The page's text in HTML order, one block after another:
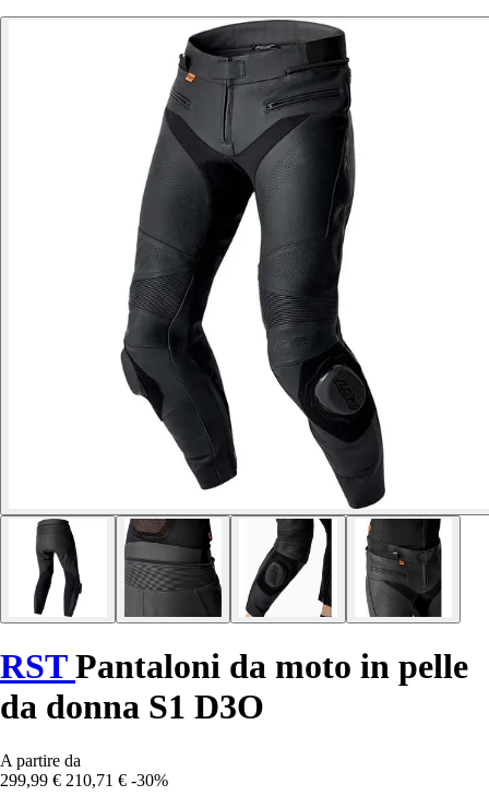
RSTPantaloni da moto in pelle
da donna S1 D3O
A partire da
299,99 € 210,71 € -30%